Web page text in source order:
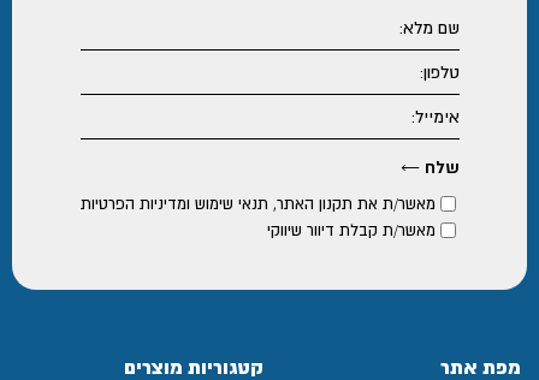
מאשר/ת את תקנון האתר, תנאי שימוש ומדיניות הפרטיות
מאשר/ת קבלת דיוור שיווקי
מפת אתר קטגוריות מוצרים